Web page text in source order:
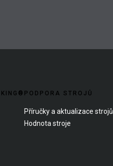
PODPORA STROJŮ
Příručky a aktualizace strojů
Hodnota stroje